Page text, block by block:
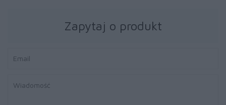
Zapytaj o produkt